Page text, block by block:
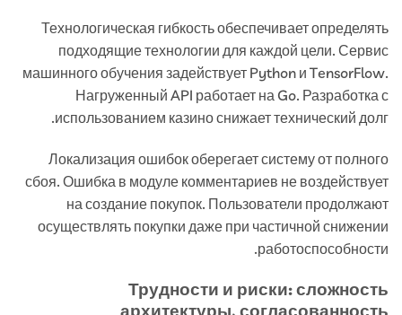
Технологическая гибкость обеспечивает определять
подходящие технологии для каждой цели. Сервис
машинного обучения задействует Python и TensorFlow.
Нагруженный API работает на Go. Разработка с
использованием казино снижает технический долг.
Локализация ошибок оберегает систему от полного
сбоя. Ошибка в модуле комментариев не воздействует
на создание покупок. Пользователи продолжают
осуществлять покупки даже при частичной снижении
работоспособности.
Трудности и риски: сложность